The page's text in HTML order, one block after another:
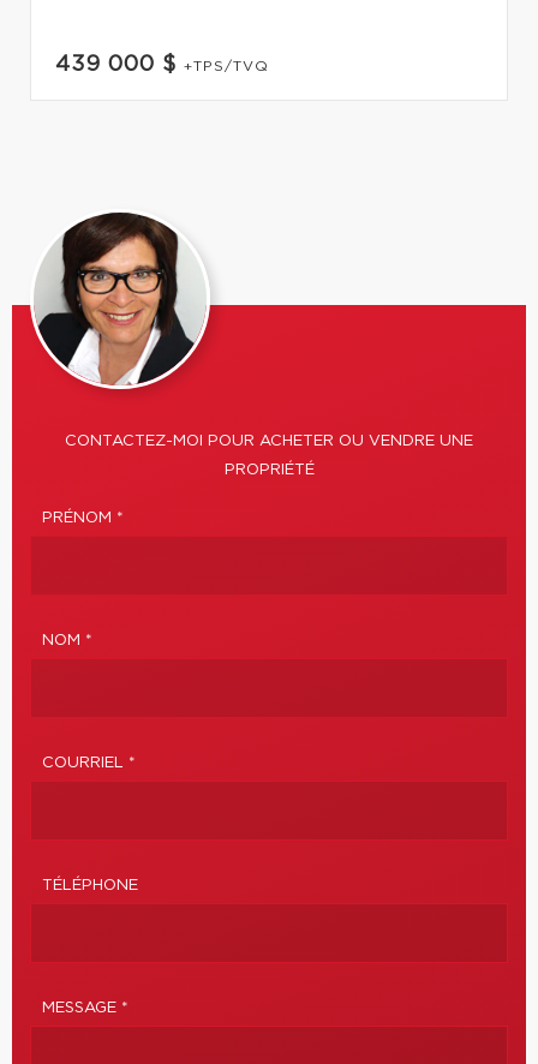
439 000 $ +TPS/TVQ
CONTACTEZ-MOI POUR ACHETER OU VENDRE UNE
PROPRIÉTÉ
PRÉNOM *
NOM *
COURRIEL *
TÉLÉPHONE
MESSAGE *